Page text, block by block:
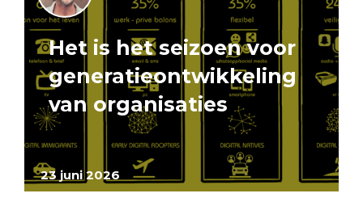
23 juni 2026
Het is het seizoen voor
generatieontwikkeling
van organisaties